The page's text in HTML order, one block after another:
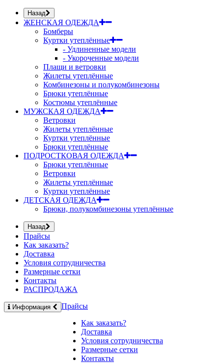
Назад
ЖЕНСКАЯ ОДЕЖДА
Бомберы
Куртки утеплённые
- Удлиненные модели
- Укороченные модели
Плащи и ветровки
Жилеты утеплённые
Комбинезоны и полукомбинезоны
Брюки утеплённые
Костюмы утеплённые
МУЖСКАЯ ОДЕЖДА
Ветровки
Жилеты утеплённые
Куртки утеплённые
Брюки утеплённые
ПОДРОСТКОВАЯ ОДЕЖДА
Брюки утеплённые
Ветровки
Жилеты утеплённые
Куртки утеплённые
ДЕТСКАЯ ОДЕЖДА
Брюки, полукомбинезоны утеплённые
Назад
Прайсы
Как заказать?
Доставка
Условия сотрудничества
Размерные сетки
Контакты
РАСПРОДАЖА
Информация
Прайсы
Как заказать?
Доставка
Условия сотрудничества
Размерные сетки
Контакты